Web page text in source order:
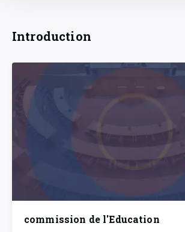
Introduction
commission de l'Education